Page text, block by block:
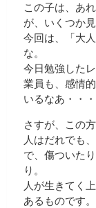
この子は、あ
が、いくつか見
今回は、「大
な。
今日勉強した
業員も、感情
いるなあ・・・
さすが、この
人はだれでも
で、傷ついた
り。
人が生きてく
あるものです。